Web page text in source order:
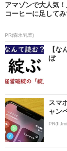
アマゾンで大人気
コーヒーに足してみ
PR(森永乳業)
【
ぼ
スマ
ャン